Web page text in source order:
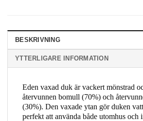
BESKRIVNING
YTTERLIGARE INFORMATION
Eden vaxad duk är vackert mönstrad
återvunnen bomull (70%) och
(30%). Den vaxade ytan gör duken
perfekt att använda både utomhus och